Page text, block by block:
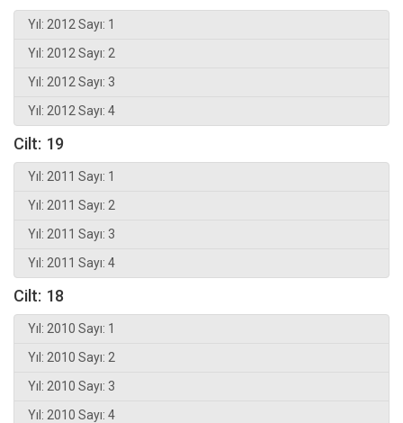
Yıl: 2012 Sayı: 1
Yıl: 2012 Sayı: 2
Yıl: 2012 Sayı: 3
Yıl: 2012 Sayı: 4
Cilt: 19
Yıl: 2011 Sayı: 1
Yıl: 2011 Sayı: 2
Yıl: 2011 Sayı: 3
Yıl: 2011 Sayı: 4
Cilt: 18
Yıl: 2010 Sayı: 1
Yıl: 2010 Sayı: 2
Yıl: 2010 Sayı: 3
Yıl: 2010 Sayı: 4